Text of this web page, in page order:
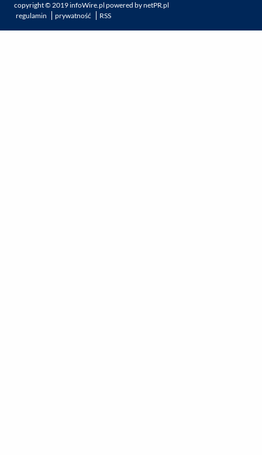
copyright ©2019infoWire.pl powered bynetPR.pl
regulamin
prywatność RSS